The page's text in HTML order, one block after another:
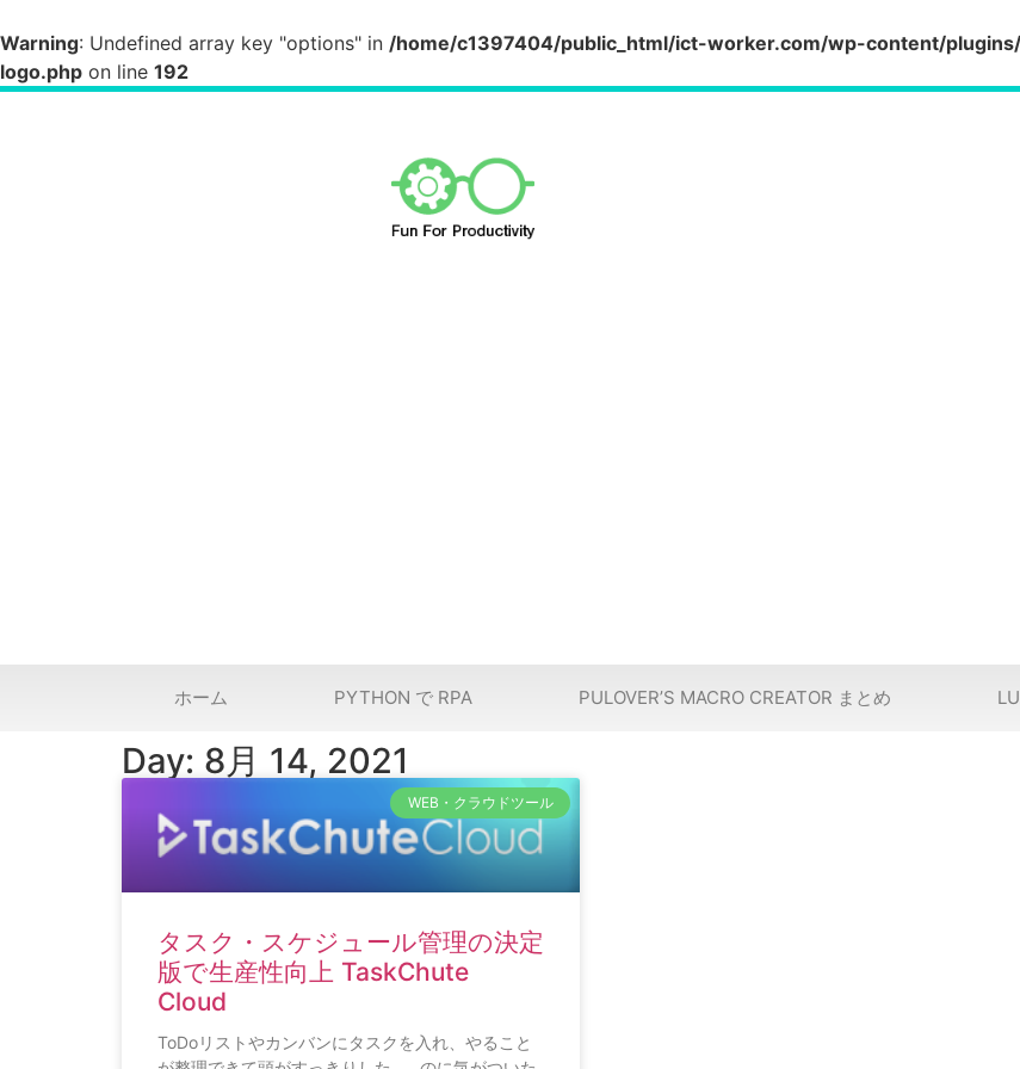
Warning: Undefined array key "options" in /home/c1397404/public_html/ict-worker.com/wp-content/
logo.php on line 192
ホーム PYTHON で RPA PULOVER’S MACRO CREATOR まとめ
Day: 8月 14, 2021
WEB・クラウドツール
タスク・スケジュール管理の決定
版で生産性向上 TaskChute
Cloud
ToDoリストやカンバンにタスクを入れ、やること